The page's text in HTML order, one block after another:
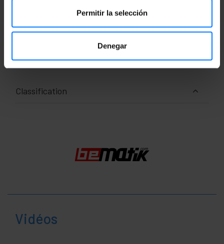
Permitir la selección
Denegar
Documentation
Classification
Vidéos